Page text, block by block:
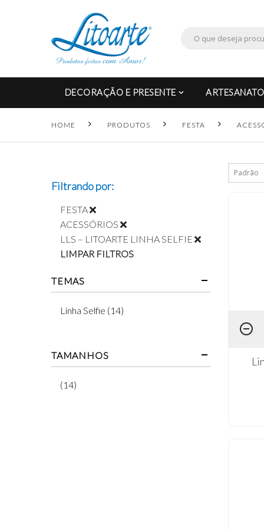
DECORAÇÃO E PRESENTE ARTESANATO
HOME PRODUTOS FESTA
Filtrando por:
FESTA
ACESSÓRIOS
LLS – LITOARTE LINHA SELFIE
LIMPAR FILTROS
TEMAS
Linha Selfie (14)
TAMANHOS
(14)